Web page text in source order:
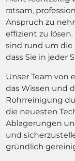
ratsam,
Anspruch zu
effizient zu
sind rund um die
dass Sie in jeder
Unser Team von
das Wissen und
Rohrreinigung
die neuesten
Ablagerungen
und
gründlich